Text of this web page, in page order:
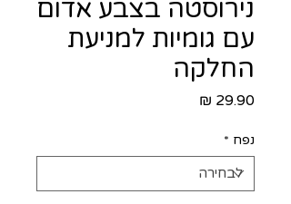
נירוסטה בצבע אדום
עם גומיות למניעת
החלקה
נפח *